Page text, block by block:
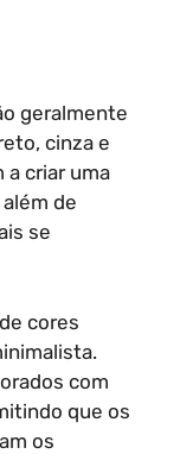
geralmente
cinza e
a criar uma
de
se
cores
com
que os
os